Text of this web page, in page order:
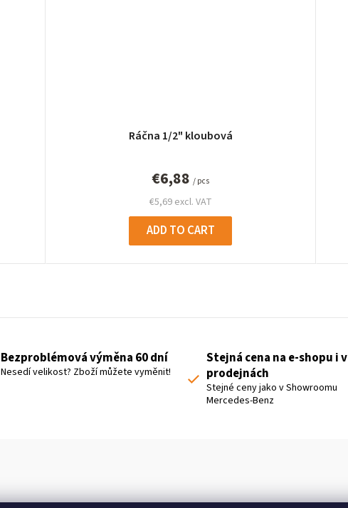
Ráčna 1/2" kloubová
€5,69 excl. VAT
€6,88/ pcs
ADD TO CART
n
t
Bezproblémová výměna 60 dní
Nesedí velikost? Zboží můžete vyměnit!
Stejná cena na e-shopu i v
prodejnách
Stejné ceny jako v Showroomu
Mercedes-Benz